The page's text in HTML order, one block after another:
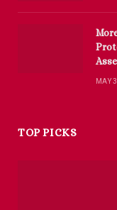
MAY
TOP PICKS